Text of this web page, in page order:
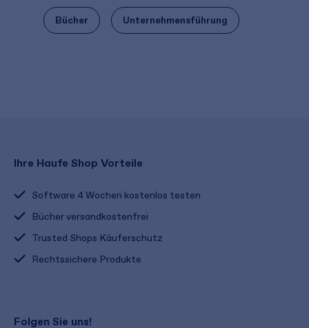
Bücher Unternehmensführung
Ihre Haufe Shop Vorteile
Software 4 Wochen kostenlos testen
Bücher versandkostenfrei
Trusted Shops Käuferschutz
Rechtssichere Produkte
Folgen Sie uns!